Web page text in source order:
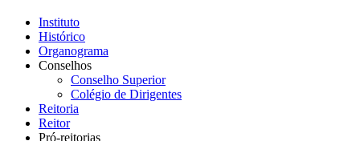
Instituto
Histórico
Organograma
Conselhos
Conselho Superior
Colégio de Dirigentes
Reitoria
Reitor
Pró-reitorias